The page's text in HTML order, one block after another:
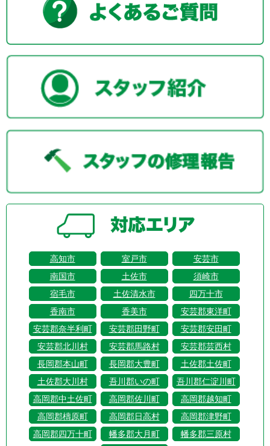
高知市 室戸市
安芸市
南国市
土佐市
須崎市
宿毛市
土佐清水市
四万十市
香南市
香美市
安芸郡東洋町
安芸郡奈半利町
安芸郡田野町
安芸郡安田町
安芸郡北川村
安芸郡馬路村
安芸郡芸西村
長岡郡本山町
長岡郡大豊町
土佐郡土佐町
土佐郡大川村
吾川郡いの町
吾川郡仁淀川町
高岡郡中土佐町
高岡郡佐川町
高岡郡越知町
高岡郡檮原町
高岡郡日高村
高岡郡津野町
高岡郡四万十町
幡多郡大月町
幡多郡三原村